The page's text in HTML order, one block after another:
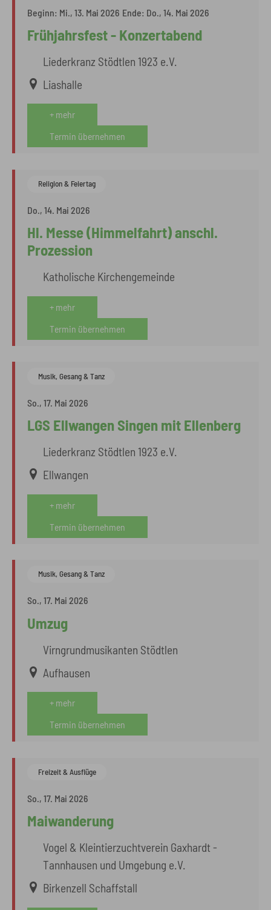
Beginn: Mi., 13. Mai 2026 Ende: Do., 14. Mai 2026
Frühjahrsfest - Konzertabend
Liederkranz Stödtlen 1923 e.V.
Liashalle
+ mehr
Termin übernehmen
Do., 14. Mai 2026
Hl. Messe (Himmelfahrt) anschl.
Prozession
Katholische Kirchengemeinde
+ mehr
Termin übernehmen
Religion & Feiertag
So., 17. Mai 2026
LGS Ellwangen Singen mit Ellenberg
Liederkranz Stödtlen 1923 e.V.
Ellwangen
+ mehr
Termin übernehmen
Musik, Gesang & Tanz
So., 17. Mai 2026
Umzug
Virngrundmusikanten Stödtlen
Aufhausen
+ mehr
Termin übernehmen
Musik, Gesang & Tanz
So., 17. Mai 2026
Maiwanderung
Vogel & Kleintierzuchtverein Gaxhardt -
Tannhausen und Umgebung e.V.
Birkenzell Schaffstall
Freizeit & Ausflüge